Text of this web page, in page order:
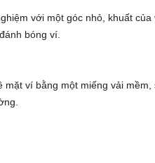
với một góc nhỏ, khuất của
bóng ví.
ví bằng một miếng vải